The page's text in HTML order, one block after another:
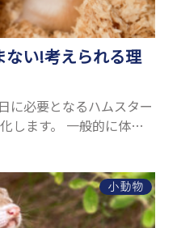
ない!考えられる理
に必要となるハムスター
します。 一般的に体重
小動物